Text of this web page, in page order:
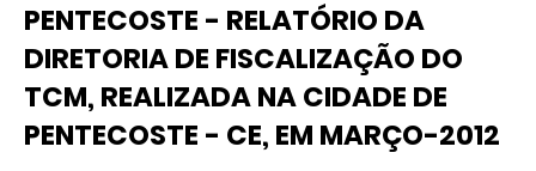
CRÍTICO
PENTECOSTE - RELATÓRIO DA
DIRETORIA DE FISCALIZAÇÃO DO
TCM, REALIZADA NA CIDADE DE
PENTECOSTE - CE, EM MARÇO-2012